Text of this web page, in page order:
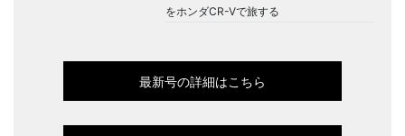
をホンダCR-Vで旅する
最新号の詳細はこちら